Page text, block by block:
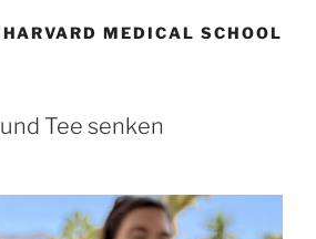
HARVARD MEDICAL SCHOOL
Tee senken